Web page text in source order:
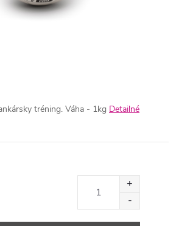
tréning. Váha - 1kg Detailné